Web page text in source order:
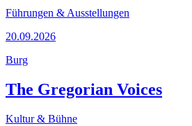
Führungen & Ausstellungen
20.09.2026
Burg
The Gregorian Voices
Kultur & Bühne